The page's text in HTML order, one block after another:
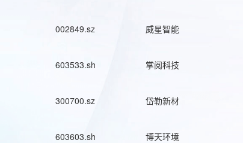
002849.sz 威星智能
603533.sh 掌阅科技
300700.sz 岱勒新材
603603.sh 博天环境